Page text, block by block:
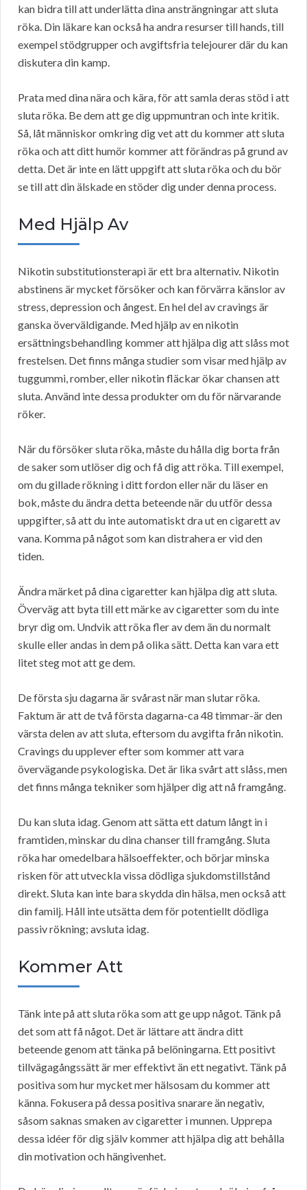
kan bidra till att underlätta dina ansträngningar att sluta
röka. Din läkare kan också ha andra resurser till hands, till
exempel stödgrupper och avgiftsfria telejourer där du kan
diskutera din kamp.
Prata med dina nära och kära, för att samla deras stöd i att
sluta röka. Be dem att ge dig uppmuntran och inte kritik.
Så, låt människor omkring dig vet att du kommer att sluta
röka och att ditt humör kommer att förändras på grund av
detta. Det är inte en lätt uppgift att sluta röka och du bör
se till att din älskade en stöder dig under denna process.
Med Hjälp Av
Nikotin substitutionsterapi är ett bra alternativ. Nikotin
abstinens är mycket försöker och kan förvärra känslor av
stress, depression och ångest. En hel del av cravings är
ganska överväldigande. Med hjälp av en nikotin
ersättningsbehandling kommer att hjälpa dig att slåss mot
frestelsen. Det finns många studier som visar med hjälp av
tuggummi, romber, eller nikotin fläckar ökar chansen att
sluta. Använd inte dessa produkter om du för närvarande
röker.
När du försöker sluta röka, måste du hålla dig borta från
de saker som utlöser dig och få dig att röka. Till exempel,
om du gillade rökning i ditt fordon eller när du läser en
bok, måste du ändra detta beteende när du utför dessa
uppgifter, så att du inte automatiskt dra ut en cigarett av
vana. Komma på något som kan distrahera er vid den
tiden.
Ändra märket på dina cigaretter kan hjälpa dig att sluta.
Överväg att byta till ett märke av cigaretter som du inte
bryr dig om. Undvik att röka fler av dem än du normalt
skulle eller andas in dem på olika sätt. Detta kan vara ett
litet steg mot att ge dem.
De första sju dagarna är svårast när man slutar röka.
Faktum är att de två första dagarna-ca 48 timmar-är den
värsta delen av att sluta, eftersom du avgifta från nikotin.
Cravings du upplever efter som kommer att vara
övervägande psykologiska. Det är lika svårt att slåss, men
det finns många tekniker som hjälper dig att nå framgång.
Du kan sluta idag. Genom att sätta ett datum långt in i
framtiden, minskar du dina chanser till framgång. Sluta
röka har omedelbara hälsoeffekter, och börjar minska
risken för att utveckla vissa dödliga sjukdomstillstånd
direkt. Sluta kan inte bara skydda din hälsa, men också att
din familj. Håll inte utsätta dem för potentiellt dödliga
passiv rökning; avsluta idag.
Kommer Att
Tänk inte på att sluta röka som att ge upp något. Tänk på
det som att få något. Det är lättare att ändra ditt
beteende genom att tänka på belöningarna. Ett positivt
tillvägagångssätt är mer effektivt än ett negativt. Tänk på
positiva som hur mycket mer hälsosam du kommer att
känna. Fokusera på dessa positiva snarare än negativ,
såsom saknas smaken av cigaretter i munnen. Upprepa
dessa idéer för dig själv kommer att hjälpa dig att behålla
din motivation och hängivenhet.